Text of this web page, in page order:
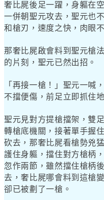
奢比屍後足一躍，身軀在
一併朝聖元攻去，聖元也
和槍刃，速度之快，肉眼
那奢比屍啟會料到聖元槍
的片刻，聖元已然出招。
「再接一槍！」聖元一喊
不擋便傷，前足立即抓住
聖元見對方提槍擋架，雙
轉槍底機關，接著單手握
砍去，那奢比屍看槍勢兇
護住身軀，擋住對方槍柄
忽作兩節，雖然擋住槍柄
去，奢比屍哪會料到這槍
卻已被劃了一槍。